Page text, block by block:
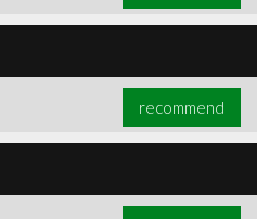
recommend